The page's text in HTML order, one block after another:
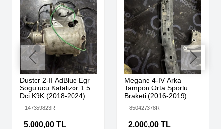
Duster 2-II AdBlue Egr
Soğutucu Katalizör 1.5
Dci K9K (2018-2024)
Çıkma
147359823R
5.000,00 TL
Megane 4-IV Arka
Tampon Orta Sportu
Braketi (2016-2019)
Mais
850427378R
2.000,00 TL